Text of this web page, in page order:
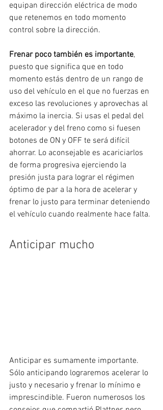
equipan dirección eléctrica de modo
que retenemos en todo momento
control sobre la dirección.
Frenar poco también es importante,
puesto que significa que en todo
momento estás dentro de un rango de
uso del vehículo en el que no fuerzas en
exceso las revoluciones y aprovechas al
máximo la inercia. Si usas el pedal del
acelerador y del freno como si fuesen
botones de ON y OFF te será difícil
ahorrar. Lo aconsejable es acariciarlos
de forma progresiva ejerciendo la
presión justa para lograr el régimen
óptimo de par a la hora de acelerar y
frenar lo justo para terminar deteniendo
el vehículo cuando realmente hace falta.
Anticipar mucho
Anticipar es sumamente importante.
Sólo anticipando lograremos acelerar lo
justo y necesario y frenar lo mínimo e
imprescindible. Fueron numerosos los